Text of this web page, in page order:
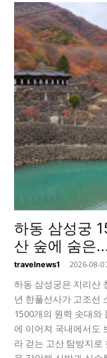
하동 삼성궁
산 숲에 숨은
travelnews1 - 2026-08-
하동 삼성궁은 지리산
년 한풀선사가 고조선
1500개의 원력 솟대와
에 이어져 국내에서도
라 걷는 고산 탐방지로